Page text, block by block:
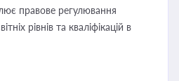
правове регулювання
рівнів та кваліфікацій в